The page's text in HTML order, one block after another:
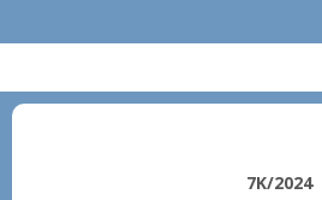
7Κ/2024